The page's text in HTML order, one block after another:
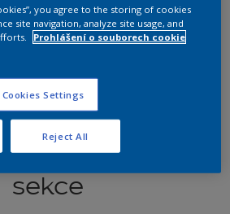
v tomto odstínu
barevné
sekce
you agree to the storing of cookies
site navigation, analyze site usage, and
Prohlášení o souborech cookie
Cookies Settings
Reject All